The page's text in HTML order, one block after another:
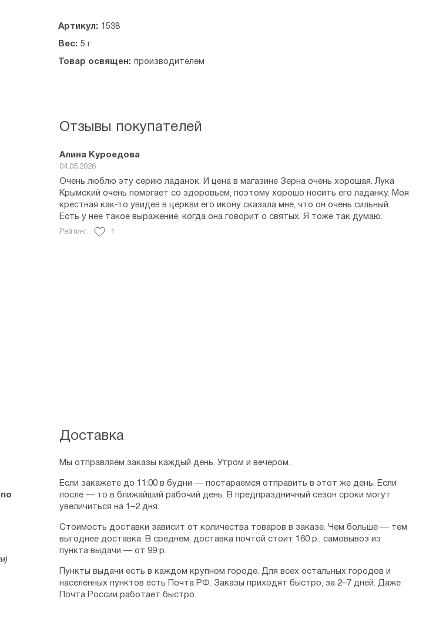
Артикул: 1538
Вес: 5 г
Товар освящен: производителем
Отзывы покупателей
Алина Куроедова
04.05.2026
Очень люблю эту серию ладанок. И цена в магазине Зерна очень хорошая. Лука
Крымский очень помогает со здоровьем, поэтому хорошо носить его ладанку. Моя
крестная как-то увидев в церкви его икону сказала мне, что он очень сильный.
Есть у нее такое выражение, когда она говорит о святых. Я тоже так думаю.
Рейтинг: 1
Доставка
Мы отправляем заказы каждый день. Утром и вечером.
Если закажете до 11:00 в будни — постараемся отправить в этот же день. Если
после — то в ближайший рабочий день. В предпраздничный сезон сроки могут
увеличиться на 1–2 дня.
Стоимость доставки зависит от количества товаров в заказе. Чем больше — тем
выгоднее доставка. В среднем, доставка почтой стоит 160 р., самовывоз из
пункта выдачи — от 99 р.
Пункты выдачи есть в каждом крупном городе. Для всех остальных городов и
населенных пунктов есть Почта РФ. Заказы приходят быстро, за 2–7 дней. Даже
Почта России работает быстро.